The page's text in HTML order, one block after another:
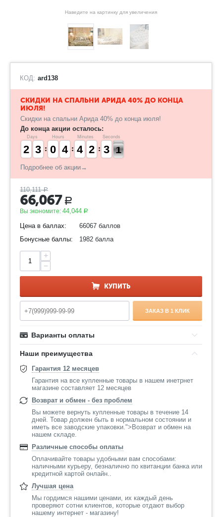
Наведите на картинку для увеличения
КОД: ard138
​СКИДКИ НА СПАЛЬНИ АРИДА 40% ДО КОНЦА
ИЮЛЯ!
Скидки на спальни Арида 40% до конца июля!
До конца акции осталось:
Days
1
1
2
2 2
2
3
3
Hours
9
9
0
0 3
3
4
4
Minutes
3
3
4
4 1
1
2
2
Seconds
3
3
2 0
0
9
Подробнее об акции→
110,111 Р
66,067 Р
Вы экономите: 44,044 Р
Цена в баллах:
66067 баллов
Бонусные баллы:
1982 балла
+
−
КУПИТЬ
ЗАКАЗ В 1 КЛИК
Варианты оплаты
Наши преимущества
Гарантия 12 месяцев
Гарантия на все купленные товары в нашем инетрнет
магазине составляет 12 месяцев
Возврат и обмен - без проблем
Вы можете вернуть купленные товары в течение 14
дней. Товар должен быть в нормальном состоянии и
иметь все заводские упаковки.">Возврат и обмен на
нашем складе.
Различные способы оплаты
Оплачивайте товары удобными вам способами:
наличными курьеру, безналично по квитанции банка или
кредитной картой онлайн..
Лучшая цена
Мы гордимся нашими ценами, их каждый день
проверяют сотни клиентов, которые отдают выбор
нашему интернет - магазину!